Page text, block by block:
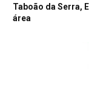
Taboão da Serra,
área